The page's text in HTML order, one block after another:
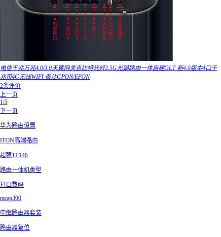
电信千兆万兆4.0/3.0天翼网关吉比特光纤2.5G光猫路由一体自建OLT 新4.0版本4口千
兆带4G无线WIFI 备注GPON/EPON
2条评价
上一页
1/5
下一页
华为路由设置
ITON高端路由
超强TP140
路由一体机类型
打口数码
mcap300
中继路由器套装
路由器复位